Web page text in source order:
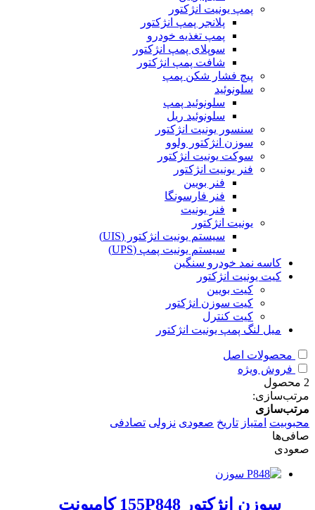
پمپ یونیت انژکتور
پلانجر پمپ انژکتور
پمپ تغذیه خودرو
سوپلای پمپ انژکتور
شافت پمپ انژکتور
پیچ فشار شکن پمپ
سلونوئید
سلونوئید پمپ
سلونوئید ریل
سنسور یونیت انژکتور
سوزن انژکتور ولوو
سوکت یونیت انژکتور
فنر یونیت انژکتور
فنر بویین
فنر فارسونگا
فنر یونیت
یونیت انژکتور
سیستم یونیت انژکتور (UIS)
سیستم یونیت پمپ (UPS)
کاسه نمد خودرو سنگین
کیت یونیت انژکتور
کیت بویین
کیت سوزن انژکتور
کیت کنترل
میل لنگ پمپ یونیت انژکتور
محصولات اصل
فروش ویژه
2 محصول
مرتب‌سازی:
مرتب‌سازی
محبوبیت امتیاز تاریخ صعودی نزولی تصادفی
صافی‌ها
صعودی
سوزن انژکتور 155P848 کامیونت